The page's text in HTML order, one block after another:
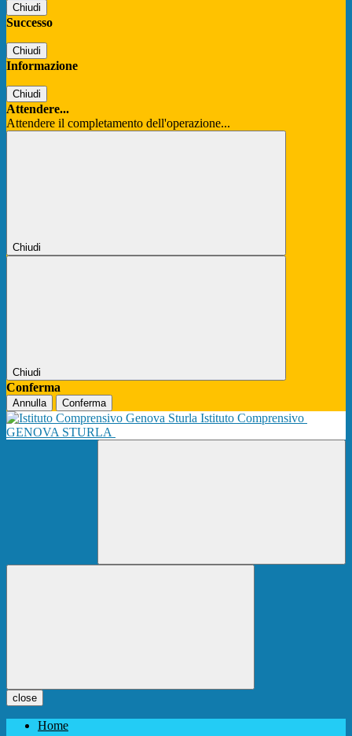
Chiudi
Successo
Chiudi
Informazione
Chiudi
Attendere...
Attendere il completamento dell'operazione...
Chiudi
Chiudi
Conferma
Annulla Conferma
Istituto Comprensivo
GENOVA STURLA
close
Home